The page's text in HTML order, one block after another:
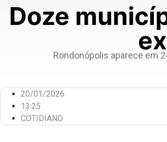
Doze
Rondonópolis aparece em
20/01/2026
13:25
COTIDIANO